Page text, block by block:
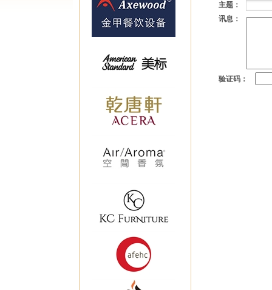
主题：
讯息：
验证码：